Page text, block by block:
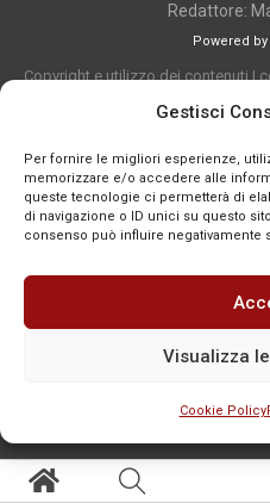
Gestisci
Per fornire le migliori esperienze,
memorizzare e/o accedere alle
queste tecnologie ci permetterà di
di navigazione o ID unici su questo
consenso può influire negativamente
Visualizza
Cookie Policy
Redattore:
Powered by
Copyright e utilizzo dei contenuti I
articoli, immagini, fotografie, video
indicazione. La riproduzione totale
solo previa autorizzazione o
alla pagina originale, quando
parti sono pubblicati a fini
titolari dei diritti. Se un contenuto
possibile segnalarlo per la
comunicazione mail